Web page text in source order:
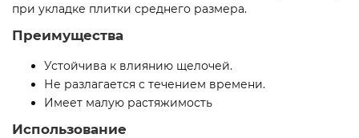
при укладке плитки среднего размера.
Преимущества
Устойчива к влиянию щелочей.
Не разлагается с течением времени.
Имеет малую растяжимость
Использование